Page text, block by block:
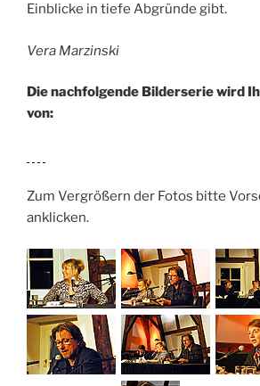
Einblicke in tiefe Abgründe gibt.
Vera Marzinski
Die nachfolgende Bilderserie wird
von:
Zum Vergrößern der Fotos bitte
anklicken.